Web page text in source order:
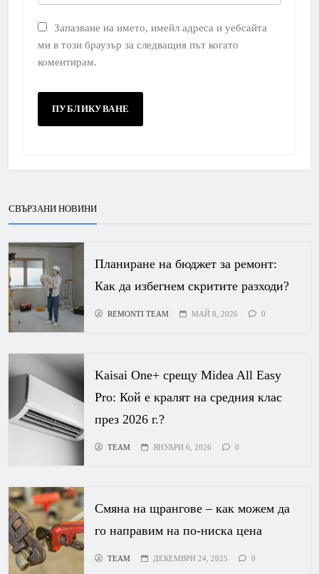
Запазване на името, имейл адреса и уебсайта
ми в този браузър за следващия път когато
коментирам.
СВЪРЗАНИ НОВИНИ
Планиране на бюджет за ремонт:
Как да избегнем скритите разходи?
REMONTI TEAM МАЙ 8, 2026 0
Kaisai One+ срещу Midea All Easy
Pro: Кой е кралят на средния клас
през 2026 г.?
TEAM ЯНУАРИ 6, 2026 0
Смяна на щрангове – как можем да
го направим на по-ниска цена
TEAM ДЕКЕМВРИ 24, 2025 0